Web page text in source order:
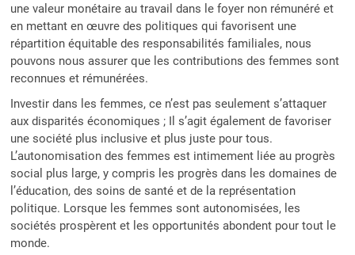
une valeur monétaire au travail dans le foyer non rémunéré et
en mettant en œuvre des politiques qui favorisent une
répartition équitable des responsabilités familiales, nous
pouvons nous assurer que les contributions des femmes sont
reconnues et rémunérées.
Investir dans les femmes, ce n’est pas seulement s’attaquer
aux disparités économiques ; Il s’agit également de favoriser
une société plus inclusive et plus juste pour tous.
L’autonomisation des femmes est intimement liée au progrès
social plus large, y compris les progrès dans les domaines de
l’éducation, des soins de santé et de la représentation
politique. Lorsque les femmes sont autonomisées, les
sociétés prospèrent et les opportunités abondent pour tout le
monde.